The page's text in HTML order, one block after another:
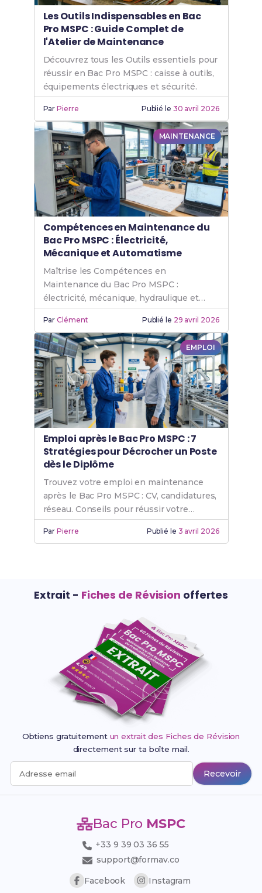
Les Outils Indispensables en Bac
Pro MSPC : Guide Complet de
l'Atelier de Maintenance
Découvrez tous les Outils essentiels pour
réussir en Bac Pro MSPC : caisse à outils,
équipements électriques et sécurité.
ParPierre Publié le 30 avril 2026
MAINTENANCE
Compétences en Maintenance du
Bac Pro MSPC : Électricité,
Mécanique et Automatisme
Maîtrise les Compétences en
Maintenance du Bac Pro MSPC :
électricité, mécanique, hydraulique et
automatisme industriel en 1ère année.
ParClément Publié le 29 avril 2026
EMPLOI
Emploi après le Bac Pro MSPC : 7
Stratégies pour Décrocher un Poste
dès le Diplôme
Trouvez votre emploi en maintenance
après le Bac Pro MSPC : CV, candidatures,
réseau. Conseils pour réussir votre
insertion professionnelle.
ParPierre Publié le 3 avril 2026
Extrait - Fiches de Révision offertes
Obtiens gratuitement un extrait des Fiches de Révision
directement sur ta boîte mail.
Adresse email Recevoir
Bac Pro MSPC
+33 9 39 03 36 55
support@formav.co
Facebook
Instagram